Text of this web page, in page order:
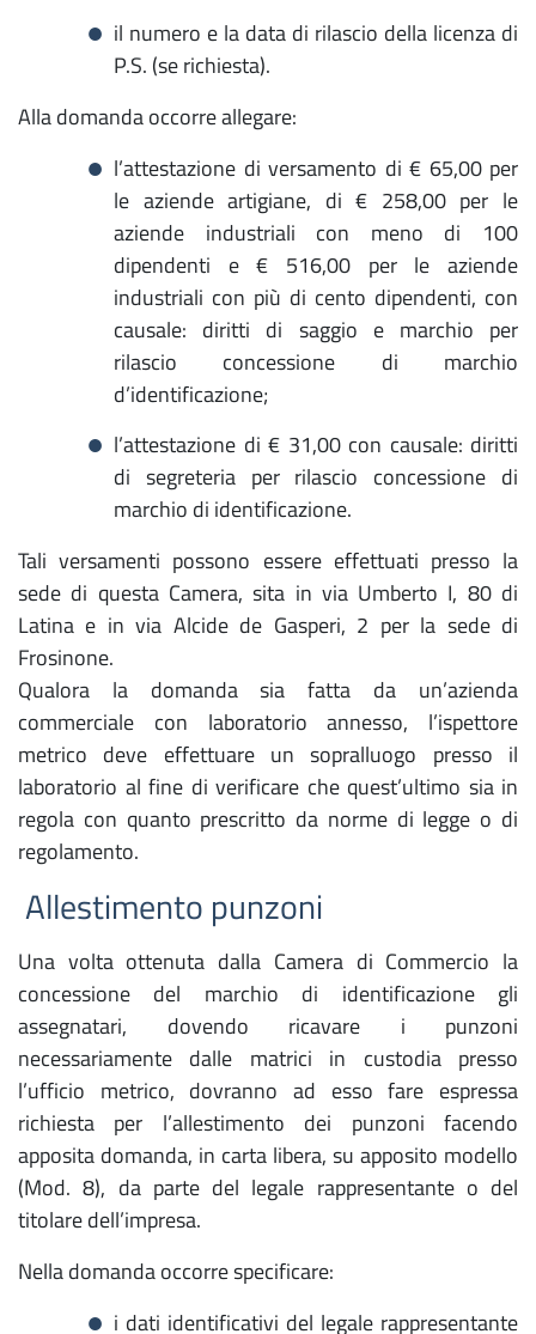
il numero e la data di rilascio della licenza di
P.S. (se richiesta).
Alla domanda occorre allegare:
l’attestazione di versamento di € 65,00 per
le aziende artigiane, di € 258,00 per le
aziende industriali con meno di 100
dipendenti e € 516,00 per le aziende
industriali con più di cento dipendenti, con
causale: diritti di saggio e marchio per
rilascio concessione di marchio
d’identificazione;
l’attestazione di € 31,00 con causale: diritti
di segreteria per rilascio concessione di
marchio di identificazione.
Tali versamenti possono essere effettuati presso la
sede di questa Camera, sita in via Umberto I, 80 di
Latina e in via Alcide de Gasperi, 2 per la sede di
Frosinone.
Qualora la domanda sia fatta da un’azienda
commerciale con laboratorio annesso, l’ispettore
metrico deve effettuare un sopralluogo presso il
laboratorio al fine di verificare che quest’ultimo sia in
regola con quanto prescritto da norme di legge o di
regolamento.
Allestimento punzoni
Una volta ottenuta dalla Camera di Commercio la
concessione del marchio di identificazione gli
assegnatari, dovendo ricavare i punzoni
necessariamente dalle matrici in custodia presso
l’ufficio metrico, dovranno ad esso fare espressa
richiesta per l’allestimento dei punzoni facendo
apposita domanda, in carta libera, su apposito modello
(Mod. 8), da parte del legale rappresentante o del
titolare dell’impresa.
Nella domanda occorre specificare:
i dati identificativi del legale rappresentante